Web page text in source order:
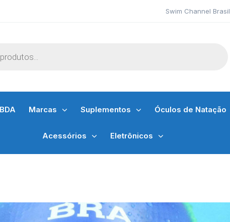
Swim Channel Brasil
Marcas Suplementos Óculos de Natação
Acessórios Eletrônicos